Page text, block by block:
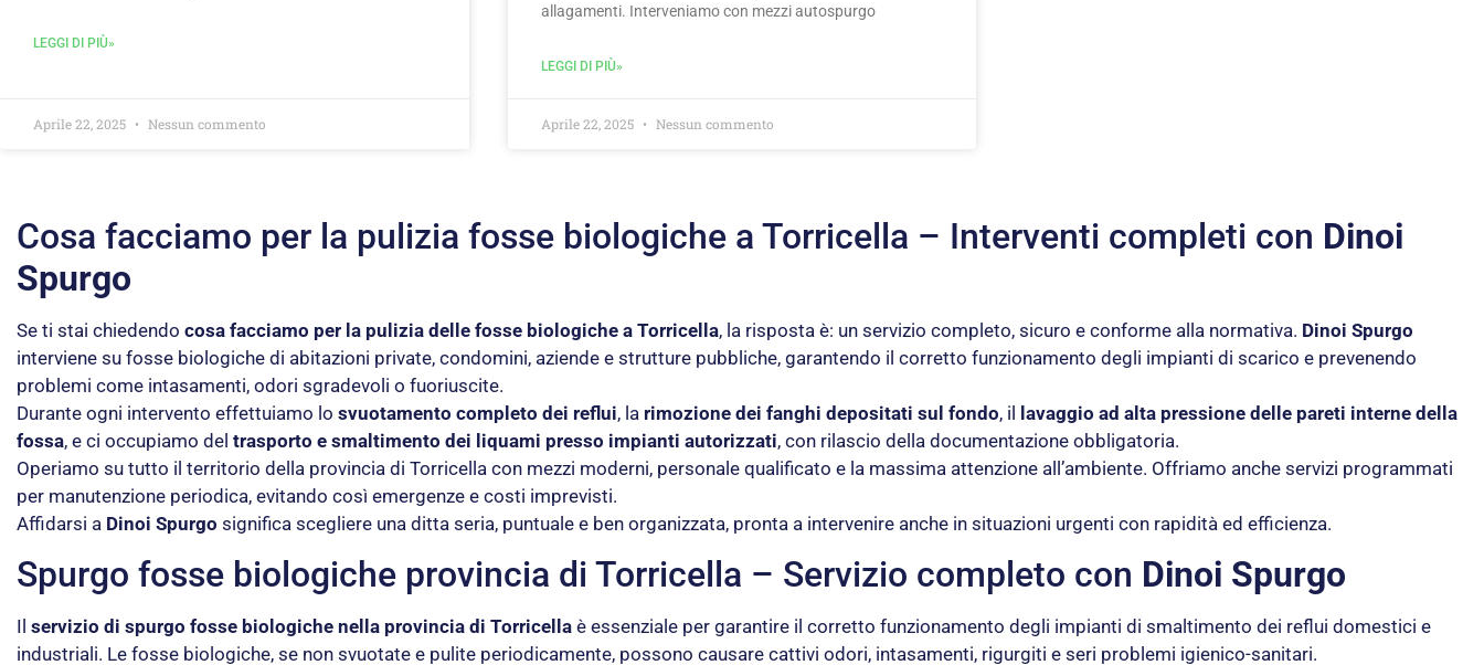
LEGGI DI PIÙ»
Aprile 22, 2025 Nessun commento
allagamenti. Interveniamo con mezzi autospurgo
LEGGI DI PIÙ»
Aprile 22, 2025 Nessun commento
Cosa facciamo per la pulizia fosse biologiche a Torricella – Interventi completi con Dinoi
Spurgo
Se ti stai chiedendo cosa facciamo per la pulizia delle fosse biologiche a Torricella, la risposta è: un servizio completo, sicuro e conforme alla normativa. Dinoi Spurgo
interviene su fosse biologiche di abitazioni private, condomini, aziende e strutture pubbliche, garantendo il corretto funzionamento degli impianti di scarico e prevenendo
problemi come intasamenti, odori sgradevoli o fuoriuscite.
Durante ogni intervento effettuiamo lo svuotamento completo dei reflui, la rimozione dei fanghi depositati sul fondo, il lavaggio ad alta pressione delle pareti interne della
fossa, e ci occupiamo del trasporto e smaltimento dei liquami presso impianti autorizzati, con rilascio della documentazione obbligatoria.
Operiamo su tutto il territorio della provincia di Torricella con mezzi moderni, personale qualificato e la massima attenzione all’ambiente. Offriamo anche servizi programmati
per manutenzione periodica, evitando così emergenze e costi imprevisti.
Affidarsi a Dinoi Spurgo significa scegliere una ditta seria, puntuale e ben organizzata, pronta a intervenire anche in situazioni urgenti con rapidità ed efficienza.
Spurgo fosse biologiche provincia di Torricella – Servizio completo con Dinoi Spurgo
Il servizio di spurgo fosse biologiche nella provincia di Torricella è essenziale per garantire il corretto funzionamento degli impianti di smaltimento dei reflui domestici e
industriali. Le fosse biologiche, se non svuotate e pulite periodicamente, possono causare cattivi odori, intasamenti, rigurgiti e seri problemi igienico-sanitari.